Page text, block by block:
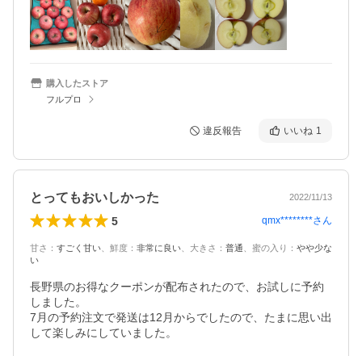
購入したストア
フルプロ
違反報告 いいね 1
とってもおいしかった 2022/11/13
5 qmx********さん
甘さ ： すごく甘い 鮮度 ： 非常に良い 大きさ ： 普通 蜜の入り ： やや少な
い
長野県のお得なクーポンが配布されたので、お試しに予約
しました。
7月の予約注文で発送は12月からでしたので、たまに思い出
して楽しみにしていました。